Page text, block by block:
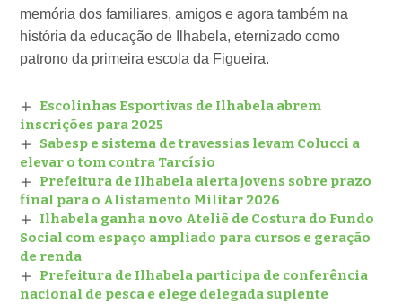
memória dos familiares, amigos e agora também na
história da educação de Ilhabela, eternizado como
patrono da primeira escola da Figueira.
Escolinhas Esportivas de Ilhabela abrem
inscrições para 2025
Sabesp e sistema de travessias levam Colucci a
elevar o tom contra Tarcísio
Prefeitura de Ilhabela alerta jovens sobre prazo
final para o Alistamento Militar 2026
Ilhabela ganha novo Ateliê de Costura do Fundo
Social com espaço ampliado para cursos e geração
de renda
Prefeitura de Ilhabela participa de conferência
nacional de pesca e elege delegada suplente